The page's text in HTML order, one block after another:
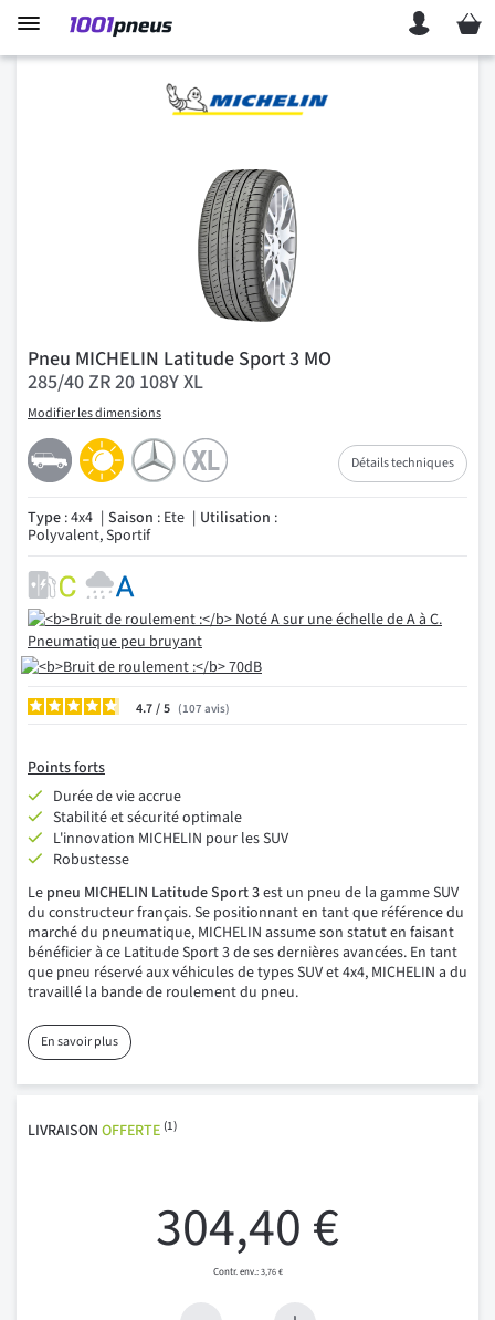
Mon
Pneu MICHELIN Latitude Sport 3 MO
285/40 ZR 20 108Y XL
Modifier les dimensions
Détails techniques
Type : 4x4 Saison : Ete Utilisation :
Polyvalent, Sportif
4.7/ 107 avis
Points forts
Durée de vie accrue
Stabilité et sécurité optimale
L'innovation MICHELIN pour les SUV
Robustesse
Le pneu MICHELIN Latitude Sport 3est un pneu de la gamme SUV
du constructeur français. Se positionnant en tant que référence du
marché du pneumatique, MICHELIN assume son statut en faisant
bénéficier à ce Latitude Sport 3 de ses dernières avancées. En tant
que pneu réservé aux véhicules de types SUV et 4x4, MICHELIN a du
travaillé la bande de roulement du pneu.
En savoir plus
LIVRAISON OFFERTE (1)
304,40 €
3,76 €